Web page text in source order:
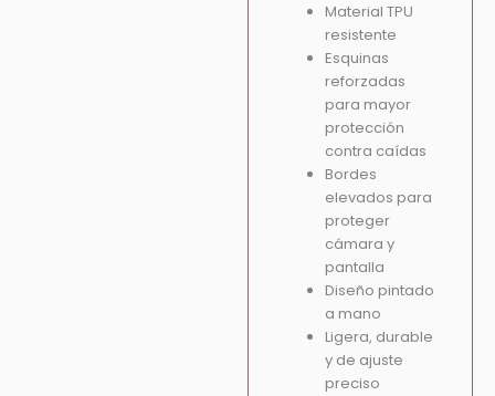
Material TPU
resistente
Esquinas
reforzadas
para mayor
protección
contra caídas
Bordes
elevados para
proteger
cámara y
pantalla
Diseño pintado
a mano
Ligera, durable
y de ajuste
preciso